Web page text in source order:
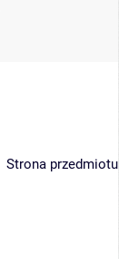
Strona przedmiotu